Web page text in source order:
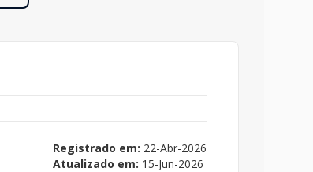
Registrado em: 22-Abr-2026
Atualizado em: 15-Jun-2026